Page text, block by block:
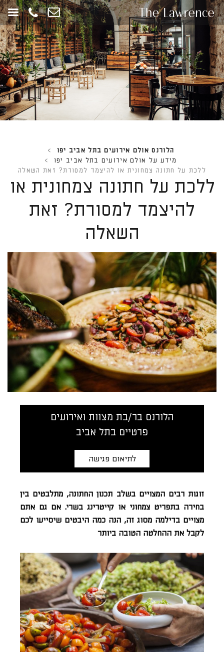
תחילתו
של
דף
אינטרנט,
לחץ
אנטר
כדי
לעבור
לאזור
תוכן
הלורנס אולם אירועים בתל אביב יפו
>
מידע על אולם אירועים בתל אביב יפו
>
ללכת על חתונה צמחונית או להיצמד למסורת? זאת השאלה
ללכת על חתונה צמחונית או
להיצמד למסורת? זאת
השאלה
הלורנס בר/בת מצוות ואירועים
פרטיים בתל אביב
לתיאום פגישה
זוגות רבים המצויים בשלב תכנון החתונה, מתלבטים בין
בחירה בתפריט צמחוני או קייטרינג בשרי. אם גם אתם
מצויים בדילמה מסוג זה, הנה כמה היבטים שיסייעו לכם
לקבל את ההחלטה הטובה ביותר